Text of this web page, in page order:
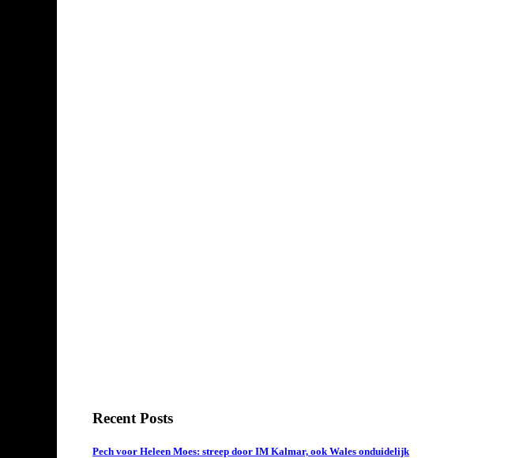
Recent Posts
Pech voor Heleen Moes: streep door IM Kalmar, ook Wales onduidelijk